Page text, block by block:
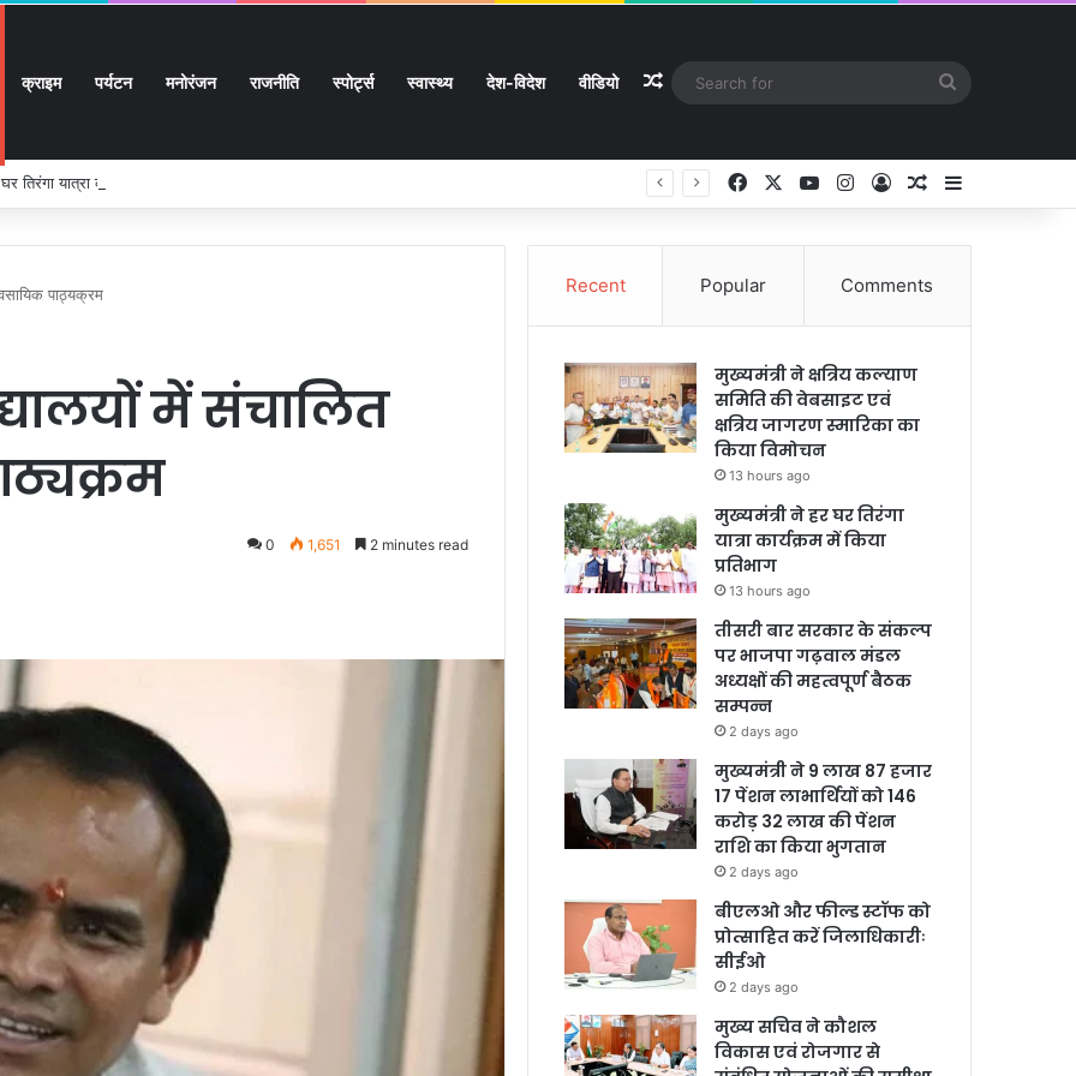
क्राइम पर्यटन मनोरंजन राजनीति स्पोर्ट्स स्वास्थ्य देश-विदेश वीडियो Random Article
तिरंगा यात्रा कार्यक्रम में किया प्रतिभाग Facebook YouTubeInstagram
Log InRandom Article
पाठ्यक्रम
में संचालित
0 1,651 2 minutes read
Recent Popular Comments
मुख्यमंत्री ने क्षत्रिय कल्याण
समिति की वेबसाइट एवं
क्षत्रिय जागरण स्मारिका का
किया विमोचन
13 hours ago
मुख्यमंत्री ने हर घर तिरंगा
यात्रा कार्यक्रम में किया
प्रतिभाग
13 hours ago
तीसरी बार सरकार के संकल्प
पर भाजपा गढ़वाल मंडल
अध्यक्षों की महत्वपूर्ण बैठक
सम्पन्न
2 days ago
मुख्यमंत्री ने 9 लाख 87 हजार
17 पेंशन लाभार्थियों को 146
करोड़ 32 लाख की पेंशन
राशि का किया भुगतान
2 days ago
बीएलओ और फील्ड स्टॉफ को
प्रोत्साहित करें जिलाधिकारीः
सीईओ
2 days ago
मुख्य सचिव ने कौशल
विकास एवं रोजगार से